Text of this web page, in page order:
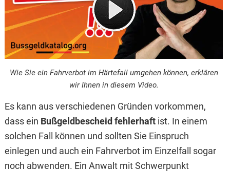
Wie Sie ein Fahrverbot im Härtefall umgehen können, erklären
wir Ihnen in diesem Video.
Es kann aus verschiedenen Gründen vorkommen,
dass ein Bußgeldbescheid fehlerhaftist. In einem
solchen Fall können und sollten Sie Einspruch
einlegen und auch ein Fahrverbot im Einzelfall sogar
noch abwenden. Ein Anwalt mit Schwerpunkt